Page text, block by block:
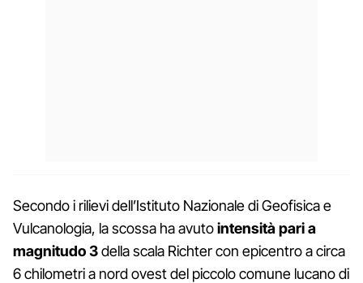
Secondo i rilievi dell’Istituto Nazionale di Geofisica e
Vulcanologia, la scossa ha avutointensità pari a
magnitudo 3della scala Richter con epicentro a circa
6 chilometri a nord ovest del piccolo comune lucano di